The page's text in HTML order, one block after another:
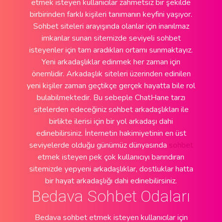
etmek isteyen kullanıcılar zahmetsiz bir şekilde
birbirinden farklı kişileri tanımanın keyfini yaşıyor.
Sohbet siteleri arayışında olanlar için inanılmaz
imkanlar sunan sitemizde seviyeli sohbet
isteyenler için tam aradıkları ortamı sunmaktayız.
Yeni arkadaşlıklar edinmek her zaman için
önemlidir. Arkadaşlık siteleri üzerinden edinilen
yeni kişiler zaman geçtikçe gerçek hayatta bile rol
bulabilmektedir. Bu sebeple ChatHane tarzı
sitelerden edeceğiniz sohbet arkadaşlıkları ile
birlikte ilerisi için bir yol arkadaşı dahi
edinebilirsiniz. İnternetin hakimiyetinin en üst
seviyelerde olduğu günümüz dünyasında sohbet
etmek isteyen pek çok kullanıcıyı barındıran
sitemizde yepyeni arkadaşlıklar, dostluklar hatta
bir hayat arkadaşlığı dahi edinebilirsiniz.
Bedava Sohbet Odaları
Bedava sohbet etmek isteyen kullanıcılar için